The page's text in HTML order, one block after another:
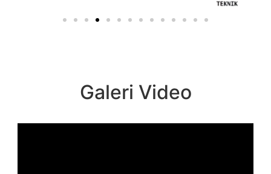
Galeri Video